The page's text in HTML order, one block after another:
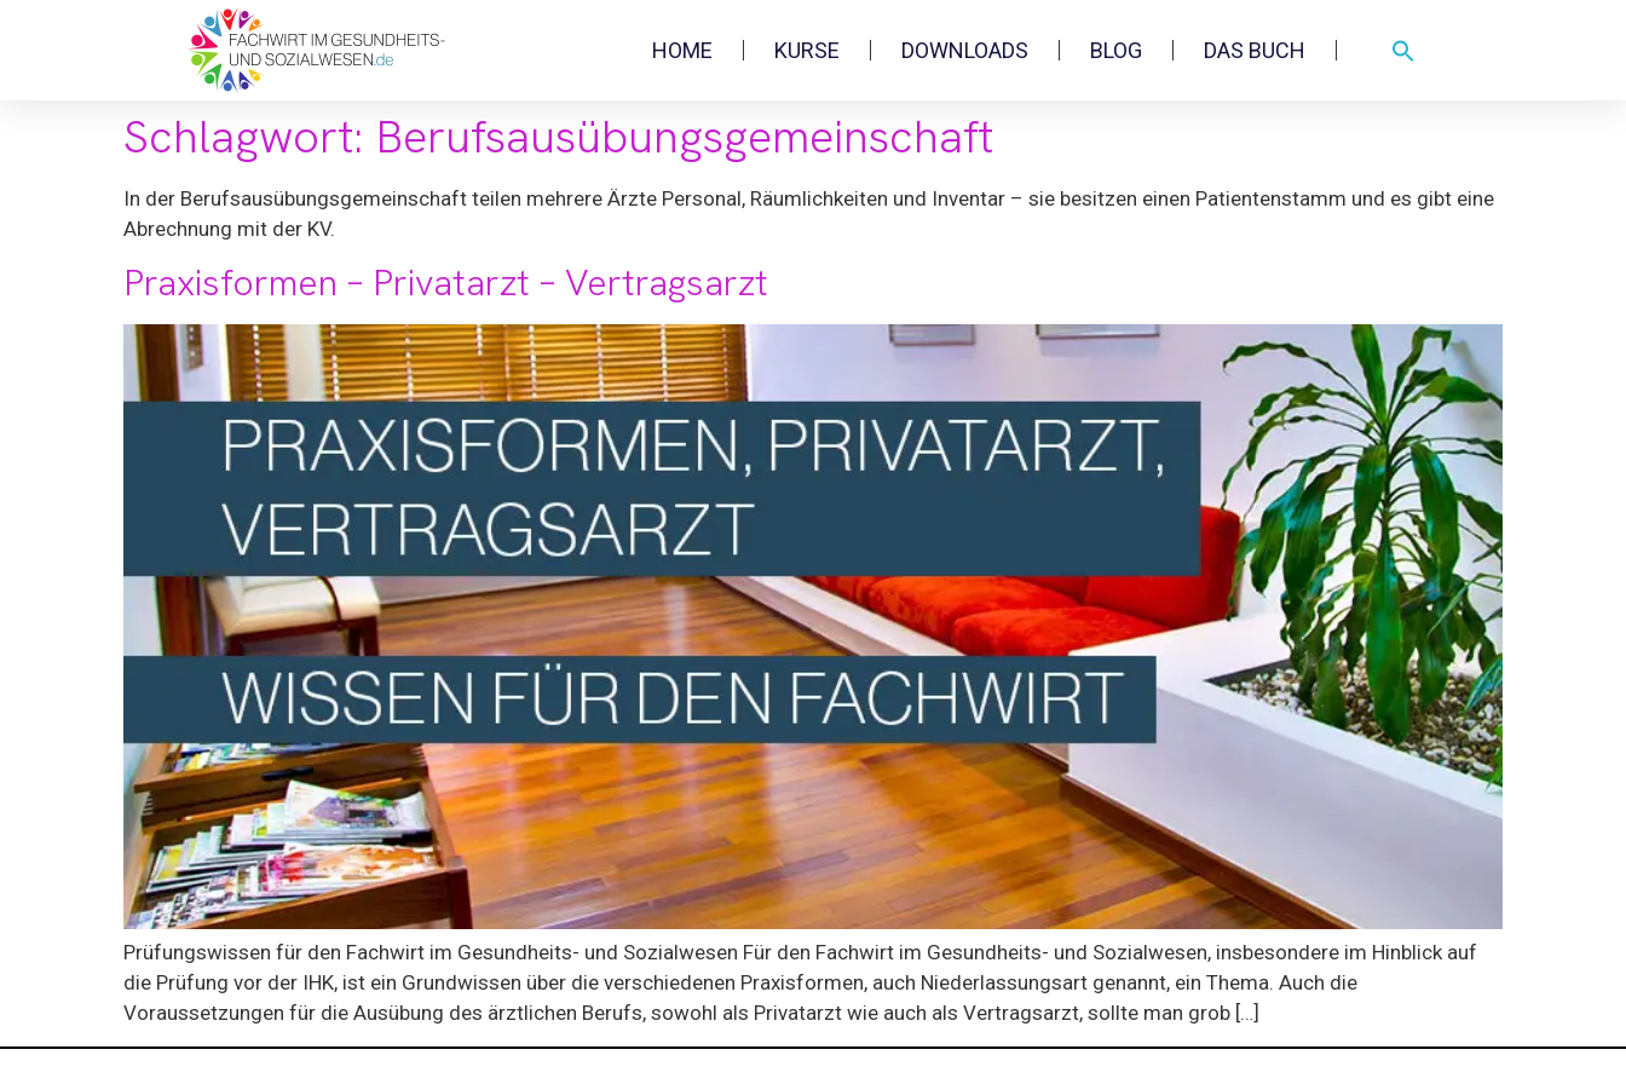
HOME KURSE DOWNLOADS BLOG DAS BUCH
Schlagwort: Berufsausübungsgemeinschaft
In der Berufsausübungsgemeinschaft teilen mehrere Ärzte Personal, Räumlichkeiten und Inventar – sie besitzen einen Patientenstamm und es gibt eine
Abrechnung mit der KV.
Praxisformen – Privatarzt – Vertragsarzt
Prüfungswissen für den Fachwirt im Gesundheits- und Sozialwesen Für den Fachwirt im Gesundheits- und Sozialwesen, insbesondere im Hinblick auf
die Prüfung vor der IHK, ist ein Grundwissen über die verschiedenen Praxisformen, auch Niederlassungsart genannt, ein Thema. Auch die
Voraussetzungen für die Ausübung des ärztlichen Berufs, sowohl als Privatarzt wie auch als Vertragsarzt, sollte man grob […]